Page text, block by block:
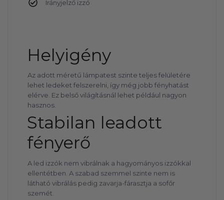
Irányjelző izzó
Helyigény
Az adott méretű lámpatest szinte teljes felületére
lehet ledeket felszerelni, így még jobb fényhatást
elérve. Ez belső világításnál lehet például nagyon
hasznos.
Stabilan leadott
fényerő
A led izzók nem vibrálnak a hagyományos izzókkal
ellentétben. A szabad szemmel szinte nem is
látható vibrálás pedig zavarja-fárasztja a sofőr
szemét.